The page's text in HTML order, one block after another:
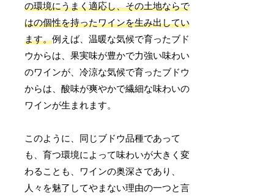
の環境にうまく適応し、その土地ならで
はの個性を持ったワインを生み出してい
ます。例えば、温暖な気候で育ったブド
ウからは、果実味が豊かで力強い味わい
のワインが、冷涼な気候で育ったブドウ
からは、酸味が爽やかで繊細な味わいの
ワインが生まれます。
このように、同じブドウ品種であって
も、育つ環境によって味わいが大きく変
わることも、ワインの奥深さであり、
人々を魅了してやまない理由の一つと言